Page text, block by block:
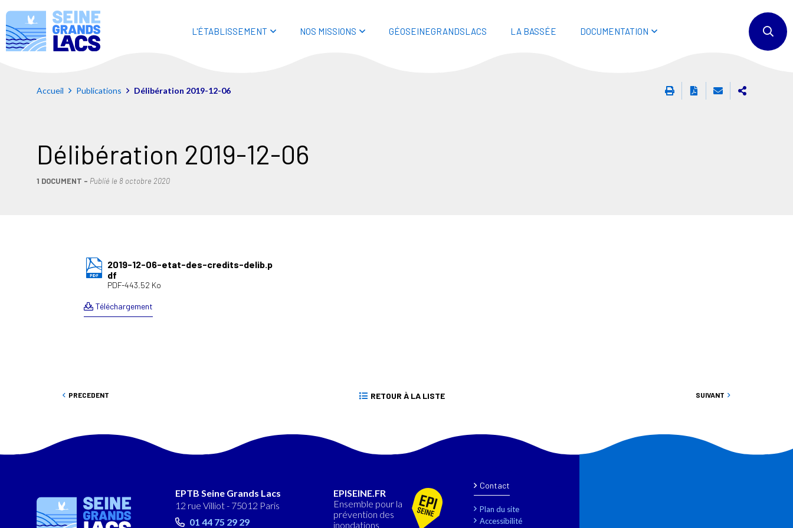
L'ÉTABLISSEMENT NOS MISSIONS GÉOSEINEGRANDSLACS LA BASSÉE DOCUMENTATION
Accueil Publications Délibération 2019-12-06
Délibération 2019-12-06
1 DOCUMENT Publié le 8 octobre 2020
2019-12-06-etat-des-credits-delib.p
df
PDF-443.52 Ko
Téléchargement
PRECEDENT RETOUR À LA LISTE SUIVANT
EPTB Seine Grands Lacs
12 rue Villiot - 75012 Paris
01 44 75 29 29
EPISEINE.FR
Ensemble pour la
prévention des
inondations
Contact
Plan du site
Accessibilité